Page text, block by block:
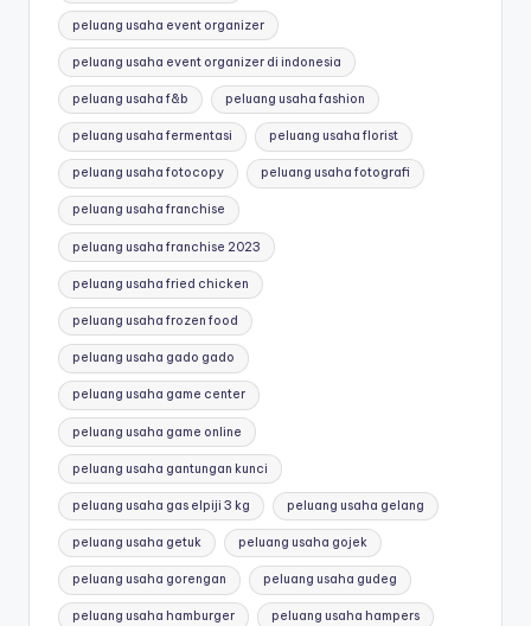
peluang usaha event organizer
peluang usaha event organizer di indonesia
peluang usaha f&b peluang usaha fashion
peluang usaha fermentasi peluang usaha florist
peluang usaha fotocopy peluang usaha fotografi
peluang usaha franchise
peluang usaha franchise 2023
peluang usaha fried chicken
peluang usaha frozen food
peluang usaha gado gado
peluang usaha game center
peluang usaha game online
peluang usaha gantungan kunci
peluang usaha gas elpiji 3 kg peluang usaha gelang
peluang usaha getuk peluang usaha gojek
peluang usaha gorengan peluang usaha gudeg
peluang usaha hamburger peluang usaha hampers